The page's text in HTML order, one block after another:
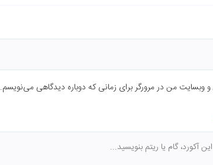
و وبسایت من در مرورگر برای زمانی که دوباره دیدگاهی می‌نویسم.